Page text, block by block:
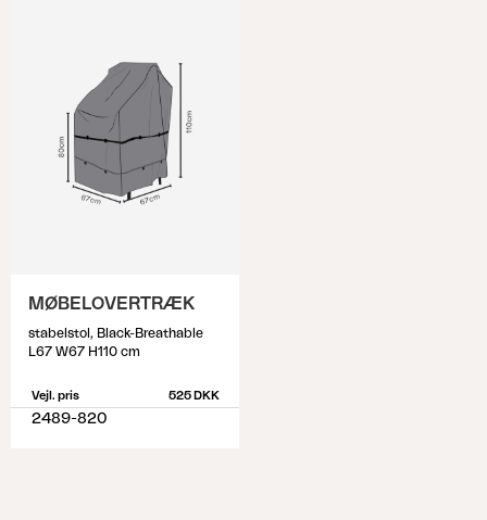
MØBELOVERTRÆK
stabelstol, Black-Breathable
L67 W67 H110 cm
Vejl. pris 525 DKK
2489-820